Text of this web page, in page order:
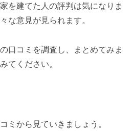
を建てた人の評判は気になりま
な意見が見られます。
口コミを調査し、まとめてみま
てください。
ミから見ていきましょう。